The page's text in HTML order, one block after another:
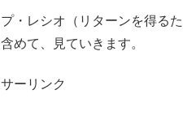
・レシオ（リターンを得るた
めて、見ていきます。
ーリンク